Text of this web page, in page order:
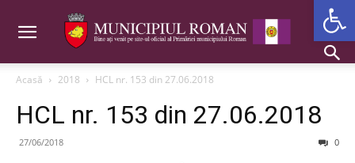
Acasă 2018 HCL nr. 153 din 27.06.2018
HCL nr. 153 din 27.06.2018
27/06/2018 0